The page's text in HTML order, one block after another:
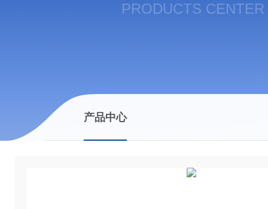
PRODUCTS CENTER
产品中心